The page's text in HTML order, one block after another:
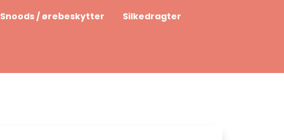
Snoods / ørebeskytter Silkedragter